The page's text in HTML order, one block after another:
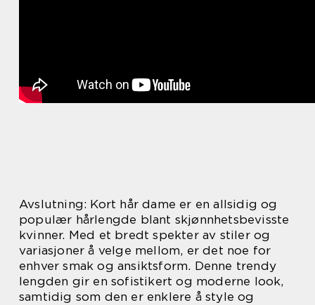
Avslutning: Kort hår dame er en allsidig og
populær hårlengde blant skjønnhetsbevisste
kvinner. Med et bredt spekter av stiler og
variasjoner å velge mellom, er det noe for
enhver smak og ansiktsform. Denne trendy
lengden gir en sofistikert og moderne look,
samtidig som den er enklere å style og